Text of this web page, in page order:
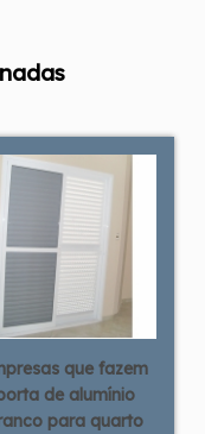
que fazem
de alumínio
para quarto